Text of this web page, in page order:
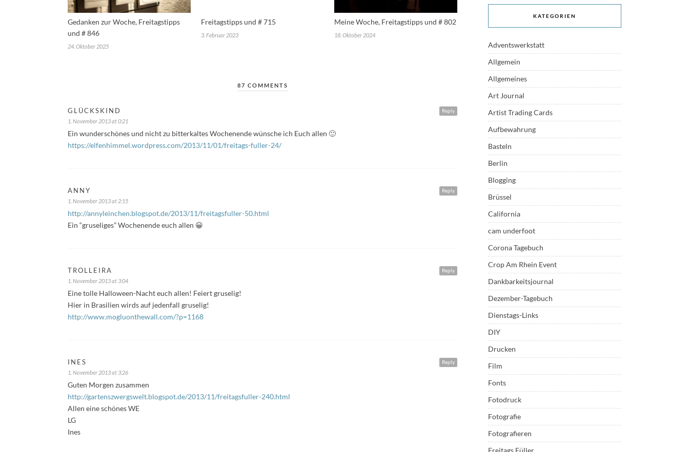
Gedanken zur Woche, Freitagstipps
und # 846
24. Oktober 2025
Freitagstipps und # 715
3. Februar 2023
Meine Woche, Freitagstipps und # 802
18. Oktober 2024
87 COMMENTS
Reply
GLÜCKSKIND
1. November 2013 at 0:21
Ein wunderschönes und nicht zu bitterkaltes Wochenende wünsche ich Euch allen 🙂
https://elfenhimmel.wordpress.com/2013/11/01/freitags-fuller-24/
Reply
ANNY
1. November 2013 at 2:15
http://annyleinchen.blogspot.de/2013/11/freitagsfuller-50.html
Ein “gruseliges” Wochenende euch allen 😀
Reply
TROLLEIRA
1. November 2013 at 3:04
Eine tolle Halloween-Nacht euch allen! Feiert gruselig!
Hier in Brasilien wirds auf jedenfall gruselig!
http://www.mogluonthewall.com/?p=1168
Reply
INES
1. November 2013 at 3:26
Guten Morgen zusammen
http://gartenszwergswelt.blogspot.de/2013/11/freitagsfuller-240.html
Allen eine schönes WE
LG
Ines
KATEGORIEN
Adventswerkstatt
Allgemein
Allgemeines
Art Journal
Artist Trading Cards
Aufbewahrung
Basteln
Berlin
Blogging
Brüssel
California
cam underfoot
Corona Tagebuch
Crop Am Rhein Event
Dankbarkeitsjournal
Dezember-Tagebuch
Dienstags-Links
DIY
Drucken
Film
Fonts
Fotodruck
Fotografie
Fotografieren